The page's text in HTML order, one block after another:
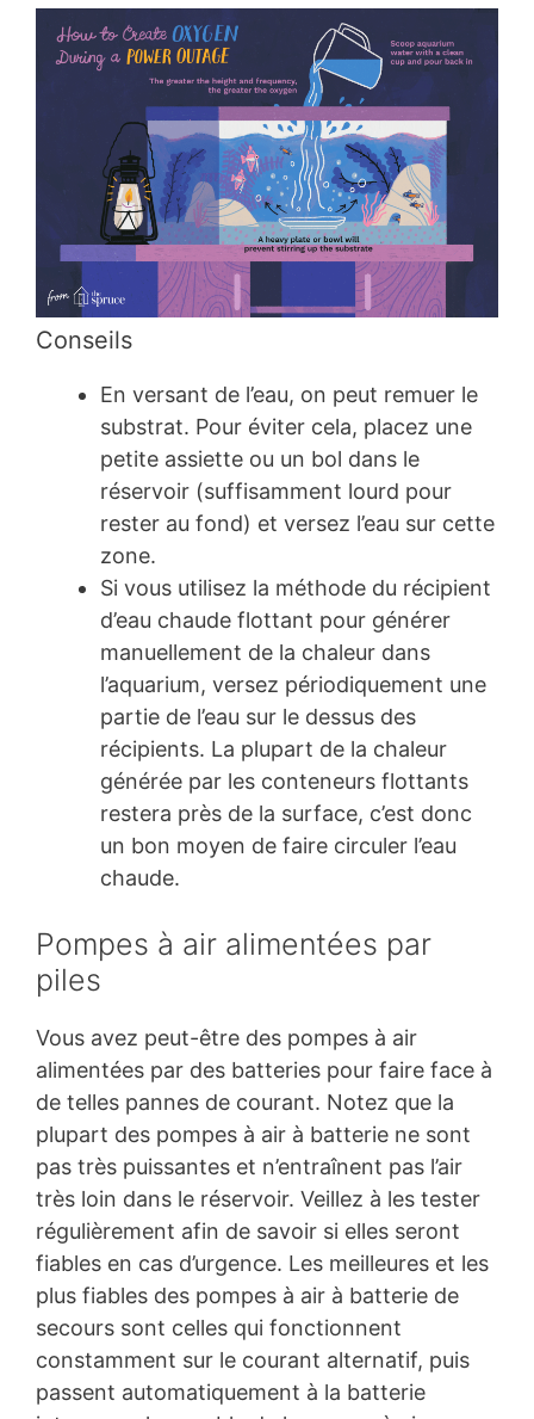
Conseils
En versant de l’eau, on peut remuer le
substrat. Pour éviter cela, placez une
petite assiette ou un bol dans le
réservoir (suffisamment lourd pour
rester au fond) et versez l’eau sur cette
zone.
Si vous utilisez la méthode du récipient
d’eau chaude flottant pour générer
manuellement de la chaleur dans
l’aquarium, versez périodiquement une
partie de l’eau sur le dessus des
récipients. La plupart de la chaleur
générée par les conteneurs flottants
restera près de la surface, c’est donc
un bon moyen de faire circuler l’eau
chaude.
Pompes à air alimentées par
piles
Vous avez peut-être des pompes à air
alimentées par des batteries pour faire face à
de telles pannes de courant. Notez que la
plupart des pompes à air à batterie ne sont
pas très puissantes et n’entraînent pas l’air
très loin dans le réservoir. Veillez à les tester
régulièrement afin de savoir si elles seront
fiables en cas d’urgence. Les meilleures et les
plus fiables des pompes à air à batterie de
secours sont celles qui fonctionnent
constamment sur le courant alternatif, puis
passent automatiquement à la batterie